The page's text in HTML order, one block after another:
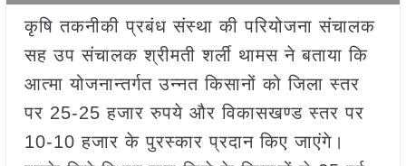
कृषि तकनीकी प्रबंध संस्था की परियोजना संचालक
सह उप संचालक श्रीमती शर्ली थामस ने बताया कि
आत्मा योजनान्तर्गत उन्नत किसानों को जिला स्तर
पर 25-25 हजार रुपये और विकासखण्ड स्तर पर
10-10 हजार के पुरस्कार प्रदान किए जाएंगे।